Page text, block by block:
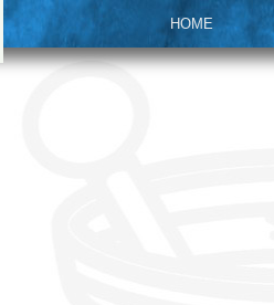
HOME